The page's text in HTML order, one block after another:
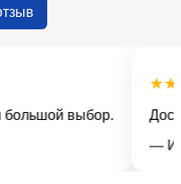
выбор.
— Илья